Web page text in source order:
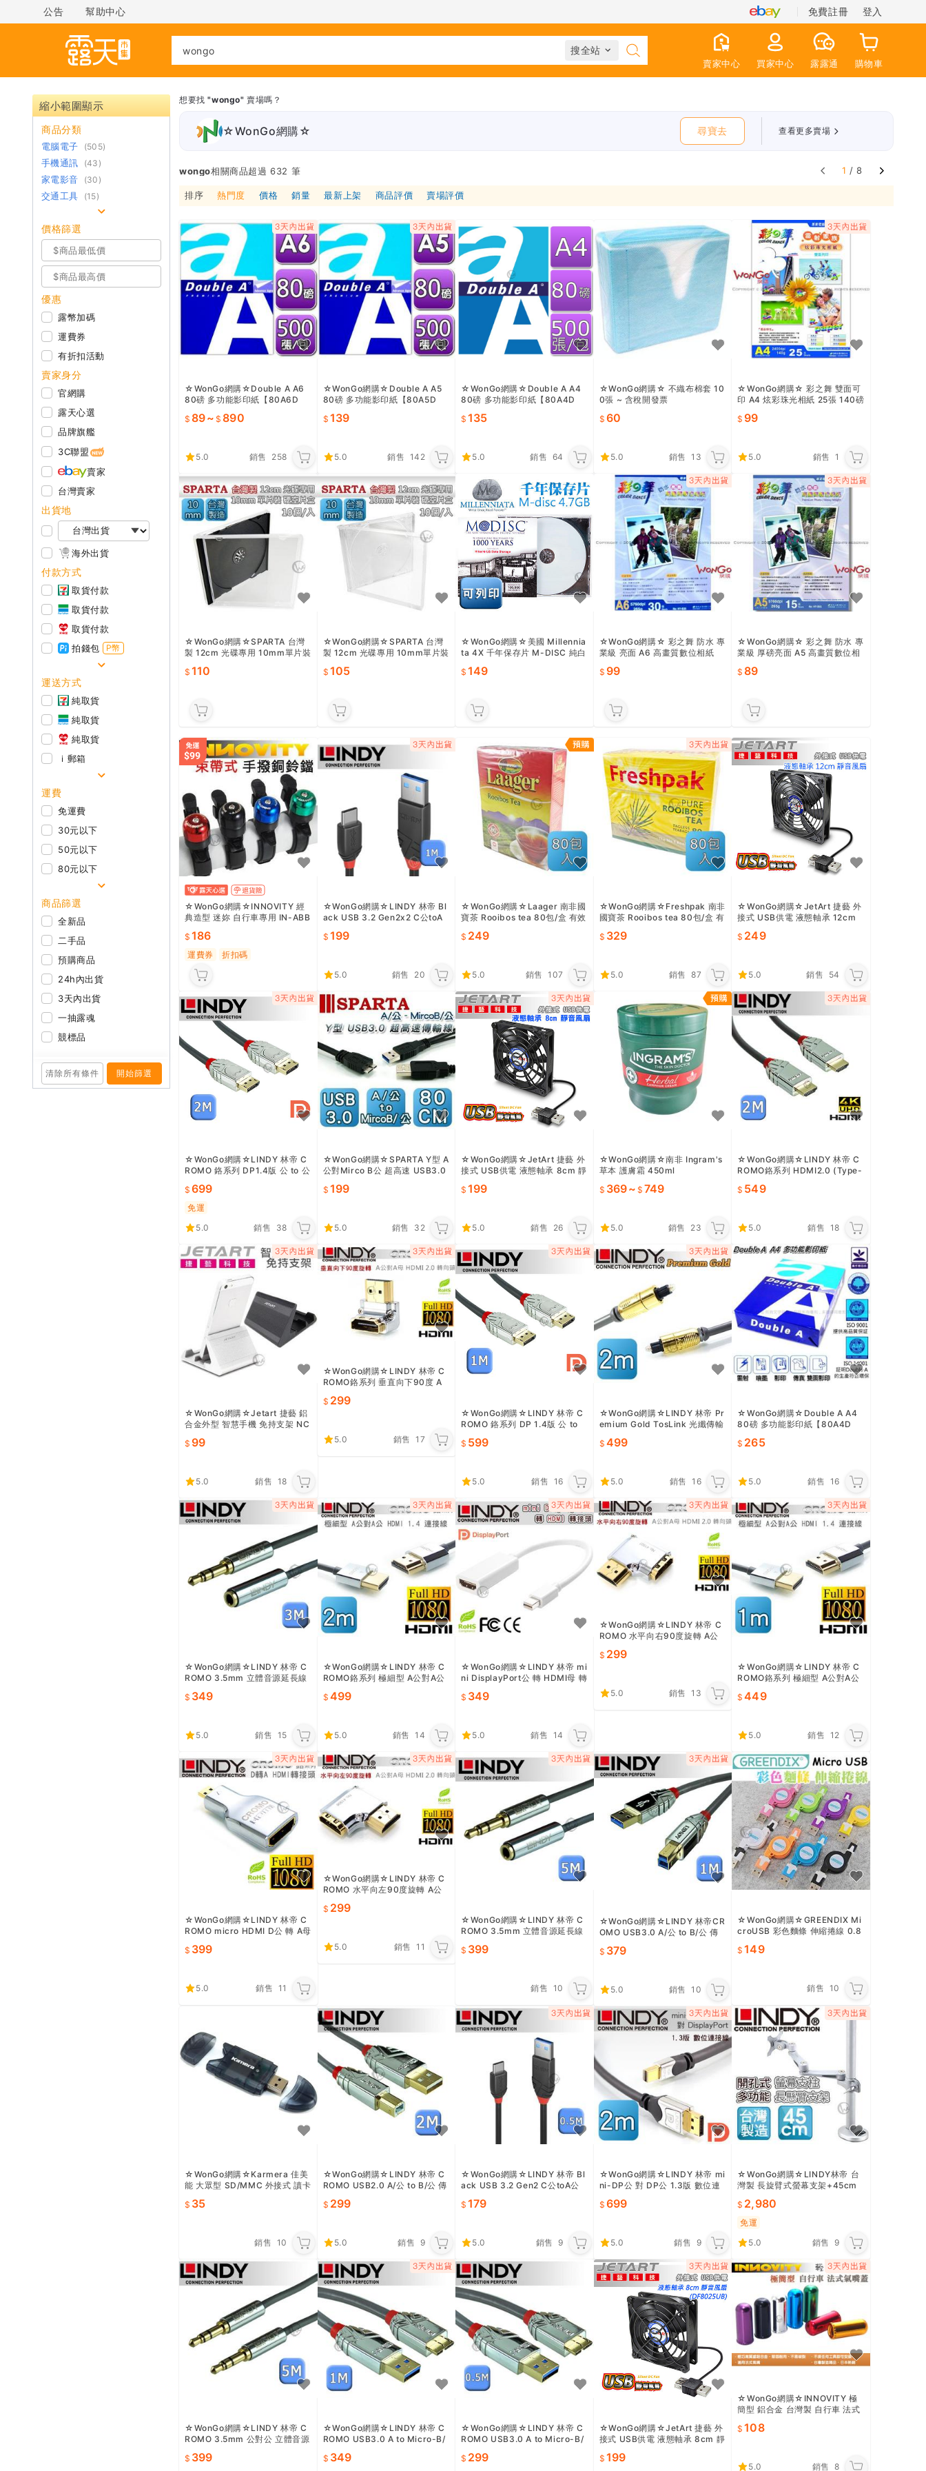
公告 幫助中心 免費註冊 登入
賣家中心 買家中心 露露通 購物車
縮小範圍顯示
商品分類
電腦電子 (505)
手機通訊 (43)
家電影音 (30)
交通工具 (15)
價格篩選
優惠
露幣加碼
運費券
有折扣活動
賣家身分
官網購
露天心選
品牌旗艦
3C聯盟
賣家
台灣賣家
出貨地
海外出貨
付款方式
取貨付款
取貨付款
取貨付款
拍錢包
P幣
運送方式
純取貨
純取貨
純取貨
ｉ郵箱
運費
免運費
30元以下
50元以下
80元以下
商品篩選
全新品
二手品
預購商品
24h內出貨
3天內出貨
一抽露魂
競標品
清除所有條件 開始篩選
想要找"wongo" 賣場嗎？
☆WonGo網購☆ 尋寶去 查看更多賣場
wongo相關商品超過 632 筆 1 / 8
排序 熱門度 價格 銷量 最新上架 商品評價 賣場評價
☆WonGo網購☆Double A A6
80磅 多功能影印紙【80A6D
89~ 890
5.0 銷售 258
☆WonGo網購☆Double A A5
80磅 多功能影印紙【80A5D
139
5.0 銷售 142
☆WonGo網購☆Double A A4
80磅 多功能影印紙【80A4D
135
5.0 銷售 64
☆WonGo網購☆ 不織布棉套 10
0張 ~ 含稅開發票
60
5.0 銷售 13
☆WonGo網購☆ 彩之舞 雙面可
印 A4 炫彩珠光相紙 25張 140磅
99
5.0 銷售 1
☆WonGo網購☆SPARTA 台灣
製 12cm 光碟專用 10mm單片裝
110
☆WonGo網購☆SPARTA 台灣
製 12cm 光碟專用 10mm單片裝
105
☆WonGo網購☆美國 Millennia
ta 4X 千年保存片 M-DISC 純白
149
☆WonGo網購☆ 彩之舞 防水 專
業級 亮面 A6 高畫質數位相紙
99
☆WonGo網購☆ 彩之舞 防水 專
業級 厚磅亮面 A5 高畫質數位相
89
☆WonGo網購☆INNOVITY 經
典造型 迷妳 自行車專用 IN-ABB
鐺 186
運費券 折扣碼
☆WonGo網購☆LINDY 林帝 Bl
ack USB 3.2 Gen2x2 C公toA
199
5.0 銷售 20
☆WonGo網購☆Laager 南非國
寶茶 Rooibos tea 80包/盒 有效
249
5.0 銷售 107
☆WonGo網購☆Freshpak 南非
國寶茶 Rooibos tea 80包/盒 有
329
5.0 銷售 87
☆WonGo網購☆JetArt 捷藝 外
接式 USB供電 液態軸承 12cm
249
5.0 銷售 54
☆WonGo網購☆LINDY 林帝 C
ROMO 鉻系列 DP1.4版 公 to 公
699
免運
5.0
銷售 38
☆WonGo網購☆SPARTA Y型 A
公對Mirco B公 超高速 USB3.0
199
5.0 銷售 32
☆WonGo網購☆JetArt 捷藝 外
接式 USB供電 液態軸承 8cm 靜
199
5.0 銷售 26
☆WonGo網購☆南非 Ingram's
草本 護膚霜 450ml
369~ 749
5.0 銷售 23
☆WonGo網購☆LINDY 林帝 C
ROMO鉻系列 HDMI2.0 (Type-
549
5.0 銷售 18
☆WonGo網購☆Jetart 捷藝 鋁
合金外型 智慧手機 免持支架 NC
99
5.0 銷售 18
☆WonGo網購☆LINDY 林帝 C
ROMO鉻系列 垂直向下90度 A
5)299
5.0 銷售 17
☆WonGo網購☆LINDY 林帝 C
ROMO 鉻系列 DP 1.4版 公 to
599
5.0 銷售 16
☆WonGo網購☆LINDY 林帝 Pr
emium Gold TosLink 光纖傳輸
499
5.0 銷售 16
☆WonGo網購☆Double A A4
80磅 多功能影印紙【80A4D
265
5.0 銷售 16
☆WonGo網購☆LINDY 林帝 C
ROMO 3.5mm 立體音源延長線
349
5.0 銷售 15
☆WonGo網購☆LINDY 林帝 C
ROMO鉻系列 極細型 A公對A公
2)499
5.0 銷售 14
☆WonGo網購☆LINDY 林帝 mi
ni DisplayPort公 轉 HDMI母 轉
349
5.0 銷售 14
☆WonGo網購☆LINDY 林帝 C
ROMO 水平向右90度旋轉 A公
7)299
5.0 銷售 13
☆WonGo網購☆LINDY 林帝 C
ROMO鉻系列 極細型 A公對A公
1)449
5.0 銷售 12
☆WonGo網購☆LINDY 林帝 C
ROMO micro HDMI D公 轉 A母
399
5.0 銷售 11
☆WonGo網購☆LINDY 林帝 C
ROMO 水平向左90度旋轉 A公
8)299
5.0 銷售 11
☆WonGo網購☆LINDY 林帝 C
ROMO 3.5mm 立體音源延長線
399
銷售 10
☆WonGo網購☆LINDY 林帝CR
OMO USB3.0 A/公 to B/公 傳
379
5.0 銷售 10
☆WonGo網購☆GREENDIX Mi
croUSB 彩色麵條 伸縮捲線 0.8
149
銷售 10
☆WonGo網購☆Karmera 佳美
能 大眾型 SD/MMC 外接式 讀卡
35
銷售 10
☆WonGo網購☆LINDY 林帝 C
ROMO USB2.0 A/公 to B/公 傳
299
5.0 銷售 9
☆WonGo網購☆LINDY 林帝 Bl
ack USB 3.2 Gen2 C公toA公
179
5.0 銷售 9
☆WonGo網購☆LINDY 林帝 mi
ni-DP公 對 DP公 1.3版 數位連
699
5.0 銷售 9
☆WonGo網購☆LINDY林帝 台
灣製 長旋臂式螢幕支架+45cm
6)2,980
免運
5.0
銷售 9
☆WonGo網購☆LINDY 林帝 C
ROMO 3.5mm 公對公 立體音源
399
☆WonGo網購☆LINDY 林帝 C
ROMO USB3.0 A to Micro-B/
349
☆WonGo網購☆LINDY 林帝 C
ROMO USB3.0 A to Micro-B/
299
☆WonGo網購☆JetArt 捷藝 外
接式 USB供電 液態軸承 8cm 靜
199
☆WonGo網購☆INNOVITY 極
簡型 鋁合金 台灣製 自行車 法式
108
5.0 銷售 8